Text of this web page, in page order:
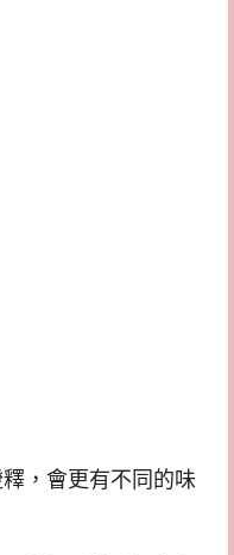
，會更有不同的味